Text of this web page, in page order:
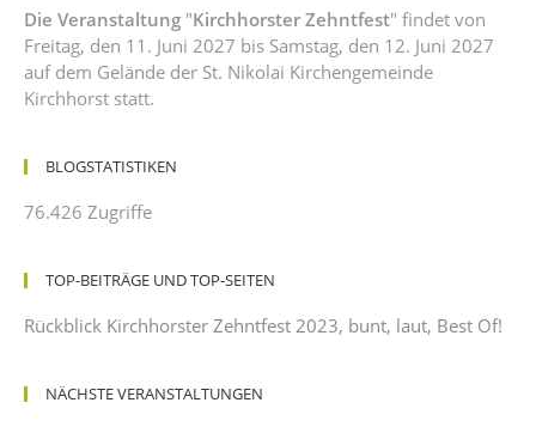
Die Veranstaltung "Kirchhorster Zehntfest" findet von
Freitag, den 11. Juni 2027 bis Samstag, den 12. Juni 2027
auf dem Gelände der St. Nikolai Kirchengemeinde
Kirchhorst statt.
BLOGSTATISTIKEN
76.426 Zugriffe
TOP-BEITRÄGE UND TOP-SEITEN
Rückblick Kirchhorster Zehntfest 2023, bunt, laut, Best Of!
NÄCHSTE VERANSTALTUNGEN